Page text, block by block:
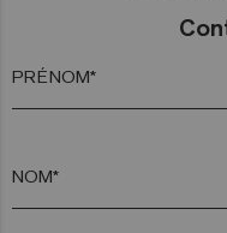
PRÉNOM*
NOM*